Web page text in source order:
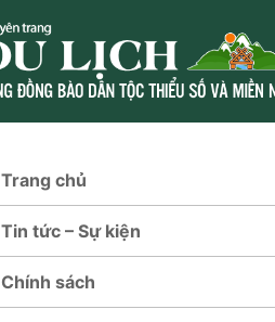
Trang chủ
Tin tức – Sự kiện
Chính sách